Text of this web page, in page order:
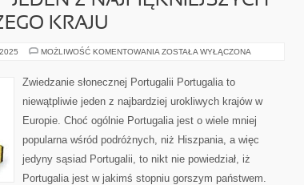
KRAJU
MOŻLIWOŚĆ KOMENTOWANIA WIELKOPOLSKA
NAJPIĘKNIEJSZYCH
NASZEGO
ZOSTAŁA WYŁĄCZONA
Zwiedzanie słonecznej Portugalii Portugalia to
niewątpliwie jeden z najbardziej urokliwych krajów w
Europie. Choć ogólnie Portugalia jest o wiele mniej
popularna wśród podróżnych, niż Hiszpania, a więc
jedyny sąsiad Portugalii, to nikt nie powiedział, iż
Portugalia jest w jakimś stopniu gorszym państwem.